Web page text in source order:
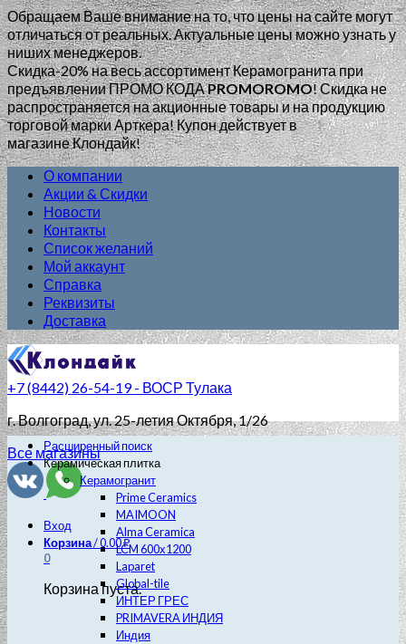
Обращаем Ваше внимание на то, что цены на сайте могут
отличаться от реальных. Актуальные цены можно узнать у
ниших менеджеров.
Скидка-20% на весь ассортимент Керамогранита при
предъявлении ПРОМО КОДАPROMOROMO!Скидка не
распространяется на акционные товары и на продукцию
торговой марки Арткера! Купон действует в
магазине Клондайк!
О компании
Акции & Скидки
Новости
Контакты
Список желаний
Мой аккаунт
Справка
Реквизиты
Доставка
+7 (8442) 26-54-19 - ВОСР Тулака
г. Волгоград, ул. 25-летия Октября, 1/26
Все магазины
Вход
Корзина/0.00₽
0
Корзина пуста.
Расширенный поиск
Керамическая плитка
Керамогранит
Prime Ceramics
MAIMOON
Alma Ceramica
LCM 600х1200
Laparet
Global-tile
ИНТЕР ГРЕС
PRIMAVERA ИНДИЯ
Индия